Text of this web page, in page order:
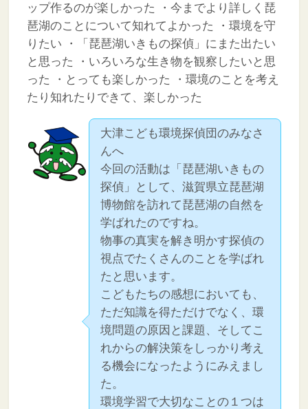
ップ作るのが楽しかった ・今までより詳しく琵
琶湖のことについて知れてよかった ・環境を守
りたい ・「琵琶湖いきもの探偵」にまた出たい
と思った ・いろいろな生き物を観察したいと思
った ・とっても楽しかった ・環境のことを考え
たり知れたりできて、楽しかった
大津こども環境探偵団のみなさ
んへ
今回の活動は「琵琶湖いきもの
探偵」として、滋賀県立琵琶湖
博物館を訪れて琵琶湖の自然を
学ばれたのですね。
物事の真実を解き明かす探偵の
視点でたくさんのことを学ばれ
たと思います。
こどもたちの感想においても、
ただ知識を得ただけでなく、環
境問題の原因と課題、そしてこ
れからの解決策をしっかり考え
る機会になったようにみえまし
た。
環境学習で大切なことの１つは